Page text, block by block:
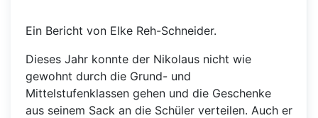
Ein Bericht von Elke Reh-Schneider.
Dieses Jahr konnte der Nikolaus nicht wie
gewohnt durch die Grund- und
Mittelstufenklassen gehen und die Geschenke
aus seinem Sack an die Schüler verteilen. Auch er